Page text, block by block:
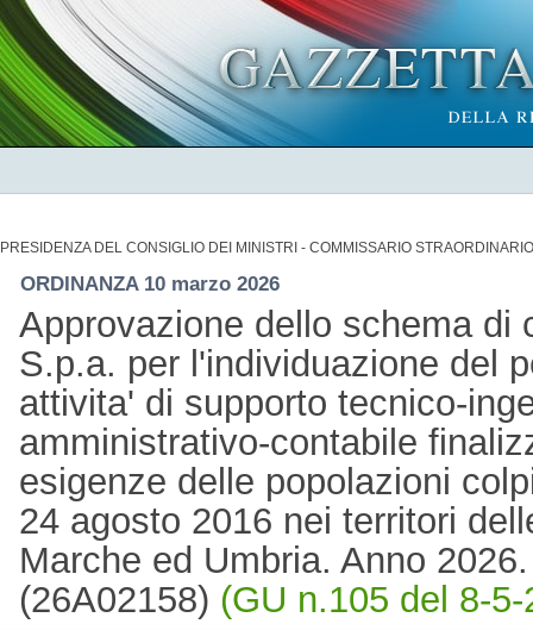
PRESIDENZA DEL CONSIGLIO DEI MINISTRI - COMMISSARIO
ORDINANZA 10 marzo 2026
Approvazione dello schema di
S.p.a. per l'individuazione del
attivita' di supporto tecnico-
amministrativo-contabile
esigenze delle popolazioni
24 agosto 2016 nei territori
Marche ed Umbria. Anno
(26A02158) (GU n.105 del 8-